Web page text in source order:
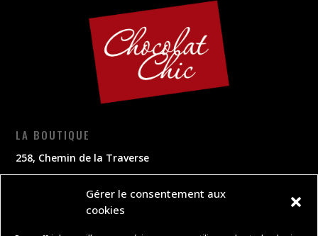
Gérer le consentement aux
cookies
LA BOUTIQUE
258, Chemin de la Traverse